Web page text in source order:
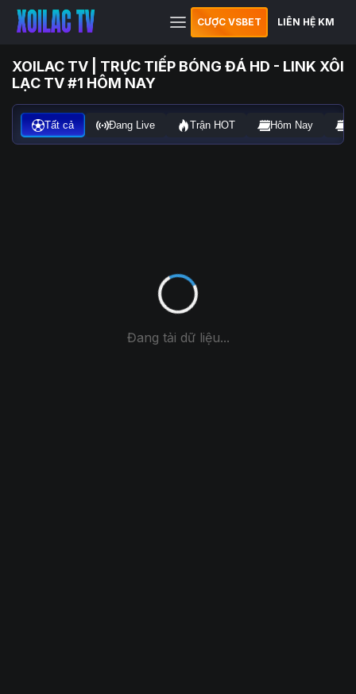
CƯỢC VSBET LIÊN HỆ KM
XOILAC TV | TRỰC TIẾP BÓNG ĐÁ HD - LINK XÔI
LẠC TV #1 HÔM NAY
Tất cả Đang Live Trận HOT Hôm Nay
Đang tải dữ liệu...